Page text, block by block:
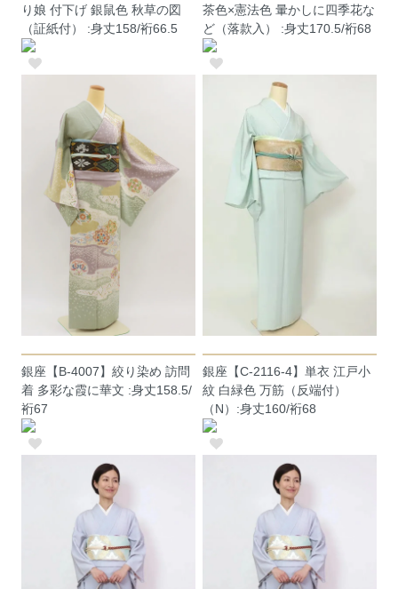
り娘 付下げ 銀鼠色 秋草の図
（証紙付） :身丈158/裄66.5
茶色×憲法色 暈かしに四季花な
ど（落款入） :身丈170.5/裄68
銀座【B-4007】絞り染め 訪問
着 多彩な霞に華文 :身丈158.5/
裄67
銀座【C-2116-4】単衣 江戸小
紋 白緑色 万筋（反端付）
（N）:身丈160/裄68